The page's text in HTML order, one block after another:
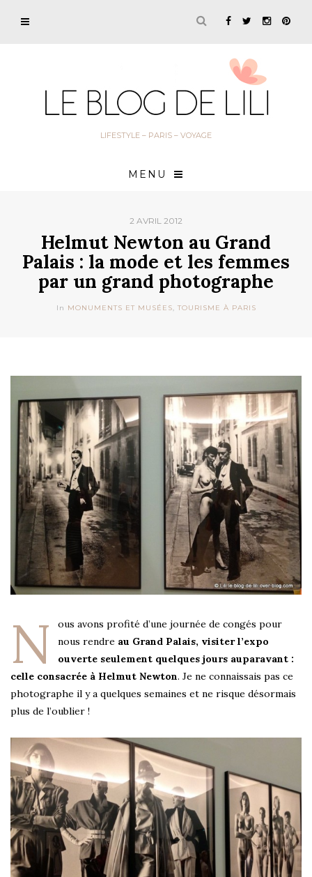
LIFESTYLE – PARIS – VOYAGE
MENU
2 AVRIL 2012
Helmut Newton au Grand
Palais : la mode et les femmes
par un grand photographe
In MONUMENTS ET MUSÉES, TOURISME À PARIS
N
ous avons profité d’une journée de congés pour
nous rendre au Grand Palais, visiter l’expo
ouverte seulement quelques jours auparavant :
celle consacrée à Helmut Newton. Je ne connaissais pas ce
photographe il y a quelques semaines et ne risque désormais
plus de l’oublier !